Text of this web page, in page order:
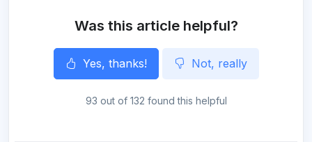
Was this article helpful?
Yes, thanks! Not, really
93 out of 132 found this helpful